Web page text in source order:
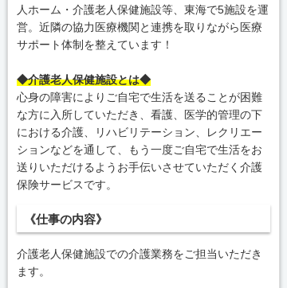
人ホーム・介護老人保健施設等、東海で5施設を運
営。近隣の協力医療機関と連携を取りながら医療
サポート体制を整えています！
◆介護老人保健施設とは◆
心身の障害によりご自宅で生活を送ることが困難
な方に入所していただき、看護、医学的管理の下
における介護、リハビリテーション、レクリエー
ションなどを通して、もう一度ご自宅で生活をお
送りいただけるようお手伝いさせていただく介護
保険サービスです。
《仕事の内容》
介護老人保健施設での介護業務をご担当いただき
ます。